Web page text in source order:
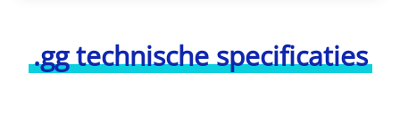
.gg technische specificaties